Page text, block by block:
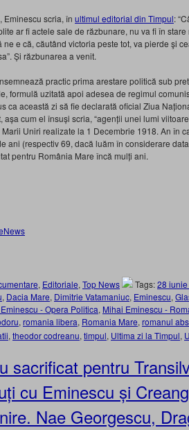
Eminescu scria, în ultimul editorial din Timpul:
ar fi actele sale de răzbunare, nu va fi în
ne e că, căutând victoria peste tot, va pierde şi
Și răzbunarea a venit.
practic prima arestare politică sub
formulă uzitată apoi adesea de regimul
ca această zi să fie declarată oficial Ziua
așa cum el însuși scria, “agenții unei lumi
Uniri realizate la 1 Decembrie 1918. An în
ani (respectiv 69, dacă luăm în considerare
pentru România Mare încă mulți ani.
, Editoriale, Top News Tags:28
, Dacia Mare, Dimitrie Vatamaniuc, Eminescu,
- Opera Politica, Mihai Eminescu -
, romania libera, Romania Mare, romanul
, theodor codreanu, timpul, Ultima zi la Timpul,
sacrificat pentru
cu Eminescu și
Nae Georgescu,